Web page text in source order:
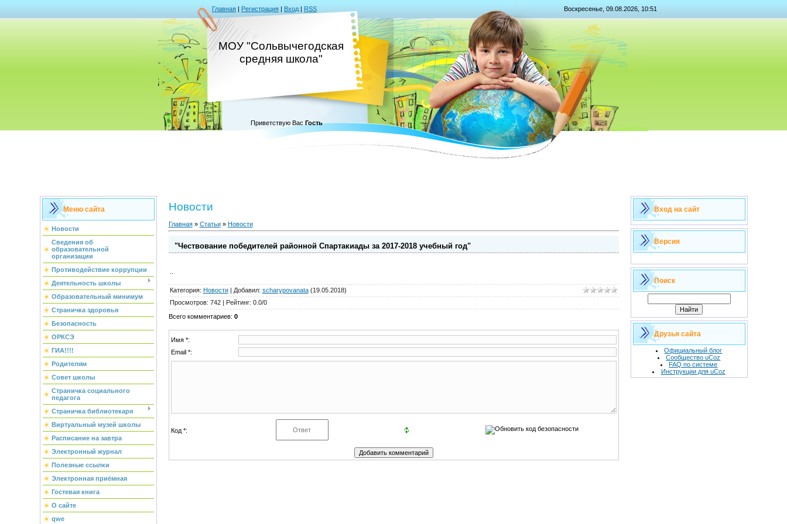
Главная | Регистрация | Вход | RSS Воскресенье, 09.08.2026, 10:51
МОУ "Сольвычегодская
средняя школа"
Приветствую Вас Гость
Меню сайта
Новости
Сведения об
образовательной
организации
Противодействие коррупции
Деятельность школы
Образовательный минимум
Страничка здоровья
Безопасность
ОРКСЭ
ГИА!!!!
Родителям
Совет школы
Страничка социального
педагога
Страничка библиотекаря
Виртуальный музей школы
Расписание на завтра
Электронный журнал
Полезные ссылки
Электронная приёмная
Гостевая книга
О сайте
qwe
Новости
Главная» Статьи» Новости
"Чествование победителей районной Спартакиады за 2017-2018 учебный год"
Категория: Новости| Добавил: scharypovanata(19.05.2018)
Просмотров: 742 | Рейтинг: 0.0/0
Всего комментариев: 0
Имя *:
Email *:
Код *:
Вход на сайт
Версия
Поиск
Друзья сайта
Официальный блог
Сообщество uCoz
FAQ по системе
Инструкции для uCoz